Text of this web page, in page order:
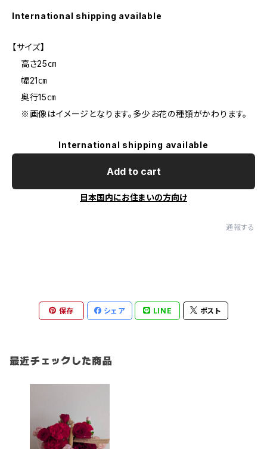
International shipping available
【サイズ】
高さ25㎝
幅21㎝
奥行15㎝
※画像はイメージとなります。多少お花の種類がかわります。
International shipping available
Add to cart
日本国内にお住まいの方向け
通報する
保存 シェア LINE ポスト
最近チェックした商品